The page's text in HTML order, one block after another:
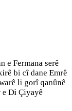
e Fermana serê
bi cî dane Emrê
li gorî qanûnê
Di Çiyayê